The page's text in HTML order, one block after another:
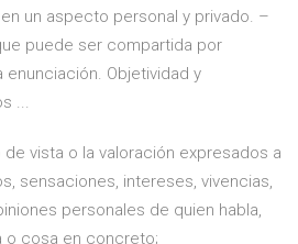
un aspecto personal y privado. –
puede ser compartida por
Objetividad y
...
vista o la valoración expresados a
sensaciones, intereses, vivencias,
personales de quien habla,
o cosa en concreto;